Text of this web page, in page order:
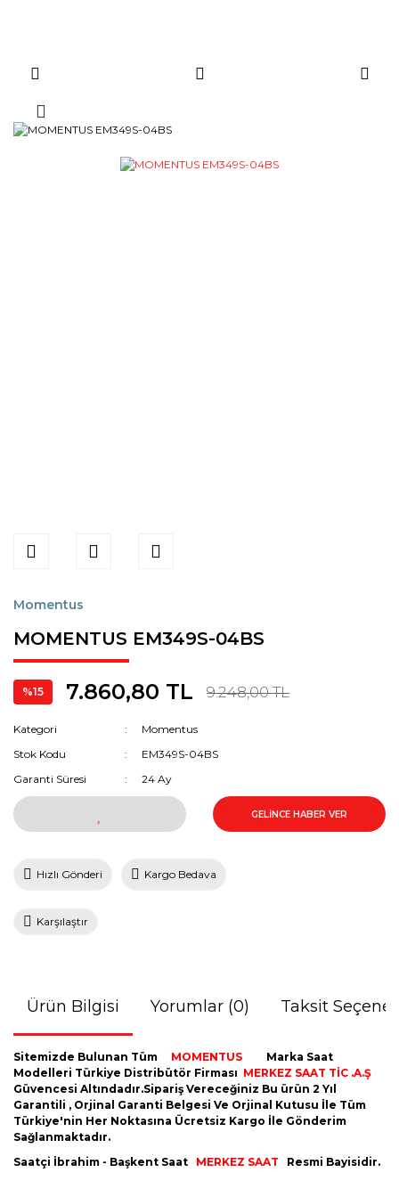
Momentus
MOMENTUS EM349S-04BS
%15 7.860,80 TL 9.248,00 TL
Kategori
Momentus
Stok Kodu
EM349S-04BS
Garanti Süresi
24 Ay
GELİNCE HABER VER
Hızlı Gönderi Kargo Bedava
Karşılaştır
Ürün Bilgisi Yorumlar (0) Taksit
Sitemizde Bulunan Tüm MOMENTUS
Marka Saat
Modelleri Türkiye Distribütör Firması MERKEZ SAAT TİC .A.Ş
Güvencesi Altındadır.Sipariş Vereceğiniz Bu ürün 2 Yıl
Garantili , Orjinal Garanti Belgesi Ve Orjinal Kutusu İle Tüm
Türkiye'nin Her Noktasına Ücretsiz Kargo İle Gönderim
Sağlanmaktadır.
Saatçi İbrahim - Başkent Saat MERKEZ SAAT Resmi Bayisidir.